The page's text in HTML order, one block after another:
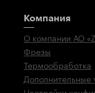
Компания
О компании АО
Фрезы
Термообработка
Дополнительные